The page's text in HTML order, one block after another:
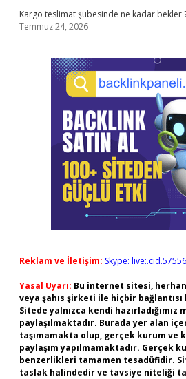
Kargo teslimat şubesinde ne kadar bekler
Temmuz 24, 2026
Reklam ve İletişim: Skype:
Yasal Uyarı: Bu internet sitesi,
veya şahıs şirketi ile hiçbir
Sitede yalnızca kendi hazırladığımız
paylaşılmaktadır. Burada yer alan
taşımamakta olup, gerçek kurum ve
paylaşım yapılmamaktadır. Gerçek
benzerlikleri tamamen tesadüfidir.
taslak halindedir ve tavsiye niteliği